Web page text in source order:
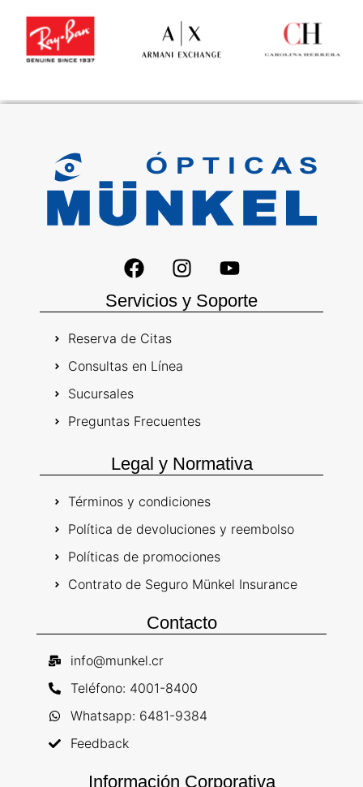
Servicios y Soporte
Reserva de Citas
Consultas en Línea
Sucursales
Preguntas Frecuentes
Legal y Normativa
Términos y condiciones
Política de devoluciones y reembolso
Políticas de promociones
Contrato de Seguro Münkel Insurance
Contacto
info@munkel.cr
Teléfono: 4001-8400
Whatsapp: 6481-9384
Feedback
Información Corporativa